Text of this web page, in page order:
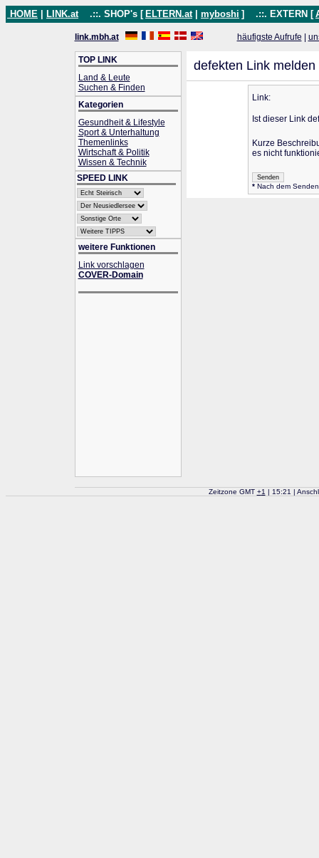
HOME LINK.at .::. SHOP's [ ELTERN.at myboshi ] .::. EXTERN [
link.mbh.at häufigste Aufrufe
TOP LINK
Land & Leute
Suchen & Finden
Kategorien
Gesundheit & Lifestyle
Sport & Unterhaltung
Themenlinks
Wirtschaft & Politik
Wissen & Technik
SPEED LINK
weitere Funktionen
Link vorschlagen
COVER-Domain
defekten Link melden
Link:
Ist dieser Link
Kurze
es nicht
* Nach dem
Zeitzone GMT +1 | 15:21 |